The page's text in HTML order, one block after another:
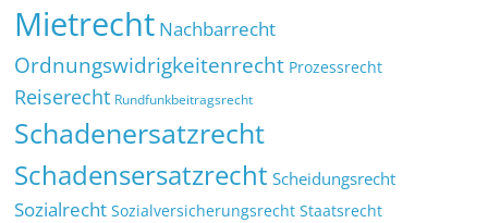
Mietrecht Nachbarrecht
Ordnungswidrigkeitenrecht Prozessrecht
Reiserecht Rundfunkbeitragsrecht
Schadenersatzrecht
Schadensersatzrecht Scheidungsrecht
Sozialrecht Sozialversicherungsrecht Staatsrecht